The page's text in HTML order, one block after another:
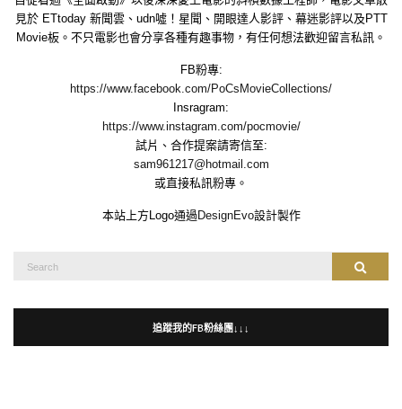
見於 ETtoday 新聞雲、udn噓！星聞、開眼達人影評、幕迷影評以及PTT
Movie板。不只電影也會分享各種有趣事物，有任何想法歡迎留言私訊。
FB粉專:
https://www.facebook.com/PoCsMovieCollections/
Insragram:
https://www.instagram.com/pocmovie/
試片、合作提案請寄信至:
sam961217@hotmail.com
或直接私訊粉專。
本站上方Logo通過 DesignEvo設計製作
Search
Search
追蹤我的FB粉絲團↓↓↓